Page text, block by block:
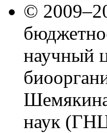
©
научный
наук